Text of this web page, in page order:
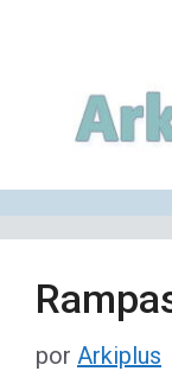
contenido
por Arkiplus